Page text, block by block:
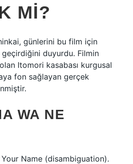
MI?
günlerini bu film için
duyurdu. Filmin
Itomori kasabası kurgusal
fon sağlayan gerçek
WA NE
Name (disambiguation).